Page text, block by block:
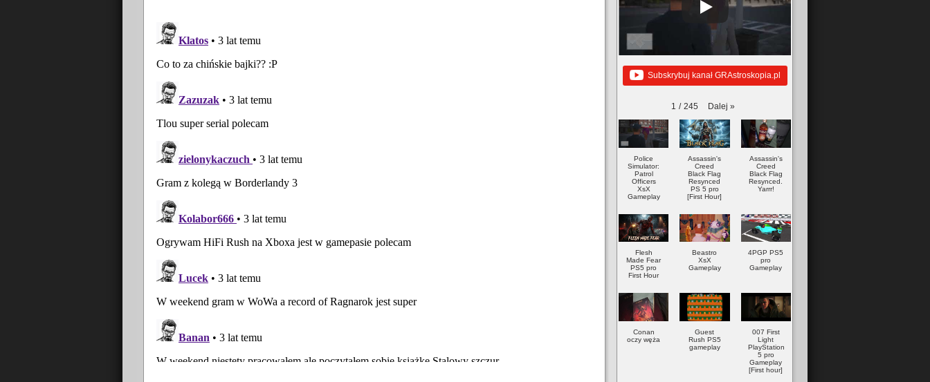
Subskrybuj kanał GRAstroskopia.pl
1 / 245 Dalej »
Police
Simulator:
Patrol
Officers
XsX
Gameplay
Assassin's
Creed
Black Flag
Resynced
PS 5 pro
[First Hour]
Assassin's
Creed
Black Flag
Resynced.
Yarrr!
Flesh
Made Fear
PS5 pro
First Hour
Beastro
XsX
Gameplay
4PGP PS5
pro
Gameplay
Conan
oczy węża
Guest
Rush PS5
gameplay
007 First
Light
PlayStation
5 pro
Gameplay
[First hour]